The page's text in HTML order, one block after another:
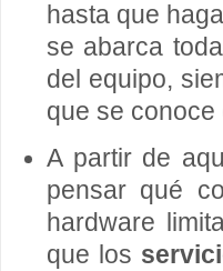
hasta que
se abarca
del equipo,
que se conoce
A partir de
pensar qué
hardware
que los